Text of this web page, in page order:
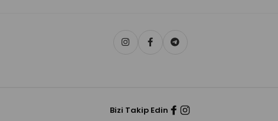
Bizi Takip Edin